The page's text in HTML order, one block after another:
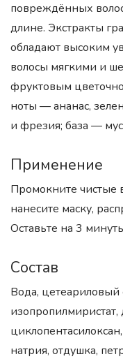
повреждённых
длине. Экстракты
обладают высоким
волосы мягкими и
фруктовым
ноты — ананас,
и фрезия; база —
Применение
Промокните чистые
нанесите маску,
Оставьте на 3
Состав
Вода, цетеариловый
натрия, отдушка,